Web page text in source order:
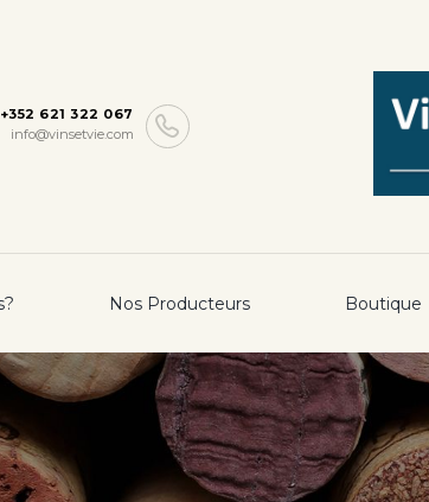
621 322 067
info@vinsetvie.com
Nos Producteurs Boutique